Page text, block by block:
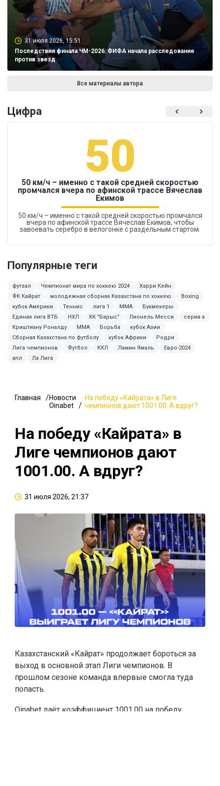
31 июля 2026, 15:51
Последствия финала ЧМ-2026: ФИФА начала расследование
против звезд
Все материалы автора
Цифра
50
50 км/ч – именно с такой средней скоростью
промчался вчера по афинской трассе Вячеслав
Екимов
50 км/ч – именно с такой средней скоростью промчался
вчера по афинской трассе Вячеслав Екимов, чтобы
завоевать серебро в велогонке с раздельным стартом.
Популярные теги
футзал Чемпионат мира по хоккею 2024
Харри Кейн
ФК Кайрат
молодежная сборная Казахстана по хоккею
Boxing
кубок Америки
Теннис лига 1 ММА
Букмекеры
Единая лига ВТБ
НХЛ ХК "Барыс" Лионель Месси
сериа а
Криштиану Роналду
MMA Борьба
кубок Азии
Сборная Казахстана по футболу
кубок Африки
Родри
Лига чемпионов
Футбол КХЛ Ламин Ямаль
Евро-2024
апл
Ла Лига
Главная
Новости
Oinabet
На победу «Кайрата» в Лиге
чемпионов дают 1001.00. А вдруг?
На победу «Кайрата» в
Лиге чемпионов дают
1001.00. А вдруг?
31 июля 2026, 21:37
Казахстанский «Кайрат» продолжает бороться за
выход в основной этап Лиги чемпионов. В
прошлом сезоне команда впервые смогла туда
попасть.
Oinabet даёт коэффициент 1001.00 на победу